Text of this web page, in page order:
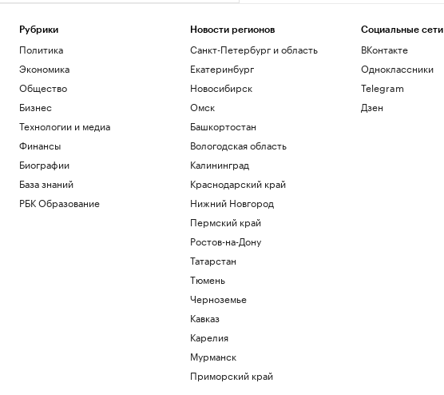
Рубрики
Политика
Экономика
Общество
Бизнес
Технологии и медиа
Финансы
Биографии
База знаний
РБК Образование
Новости регионов
Санкт-Петербург и область
Екатеринбург
Новосибирск
Омск
Башкортостан
Вологодская область
Калининград
Краснодарский край
Нижний Новгород
Пермский край
Ростов-на-Дону
Татарстан
Тюмень
Черноземье
Кавказ
Карелия
Мурманск
Приморский край
Социальные сети
ВКонтакте
Одноклассники
Telegram
Дзен